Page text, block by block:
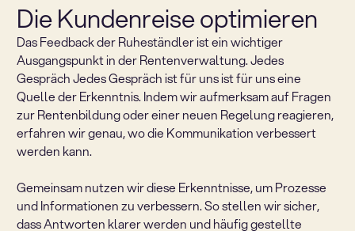
Die Kundenreise optimieren
Das Feedback der Ruheständler ist ein wichtiger
Ausgangspunkt in der Rentenverwaltung. Jedes
Gespräch Jedes Gespräch ist für uns ist für uns eine
Quelle der Erkenntnis. Indem wir aufmerksam auf Fragen
zur Rentenbildung oder einer neuen Regelung reagieren,
erfahren wir genau, wo die Kommunikation verbessert
werden kann.
Gemeinsam nutzen wir diese Erkenntnisse, um Prozesse
und Informationen zu verbessern. So stellen wir sicher,
dass Antworten klarer werden und häufig gestellte